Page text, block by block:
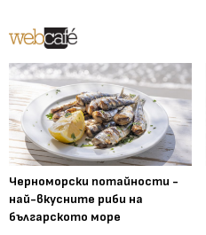
Черноморски потайности -
най-вкусните риби на
българското море